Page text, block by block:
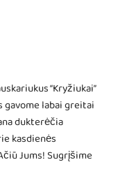
“Kryžiukai”
labai greitai
dukterėčia
kasdienės
Jums! Sugrįšime